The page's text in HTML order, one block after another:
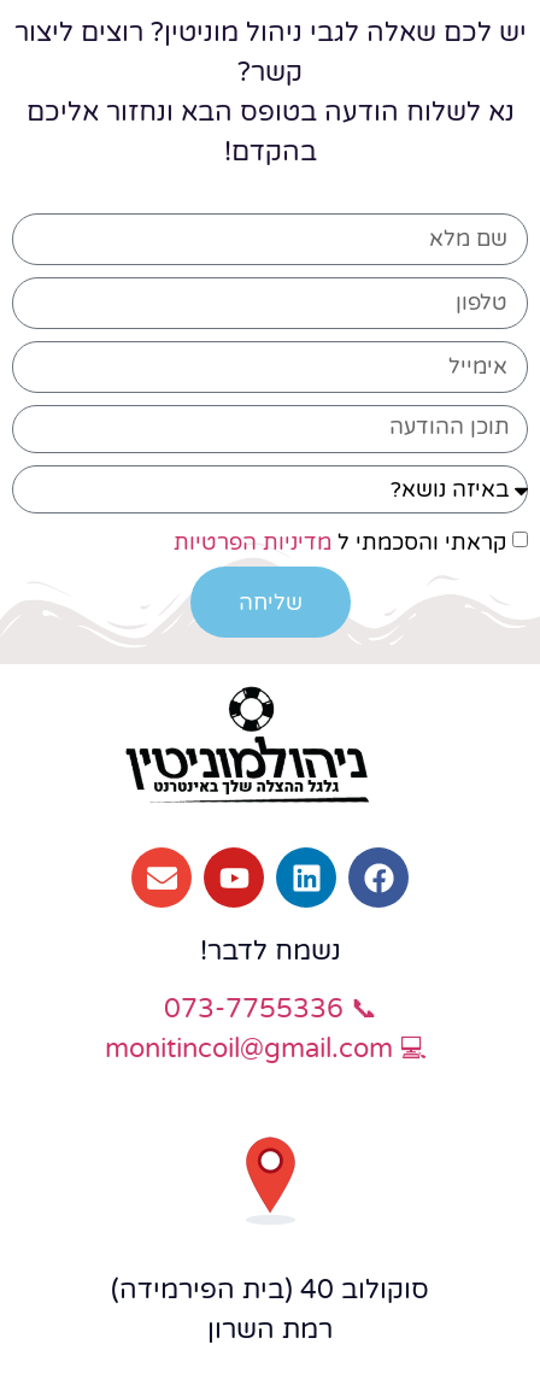
יש לכם שאלה לגבי ניהול מוניטין? רוצים ליצור
קשר?
נא לשלוח הודעה בטופס הבא ונחזור אליכם
בהקדם!
קראתי והסכמתי ל מדיניות הפרטיות
שליחה
נשמח לדבר!
📞 073-7755336
💻
monitincoil@gmail.com
סוקולוב 40 (בית הפירמידה)
רמת השרון